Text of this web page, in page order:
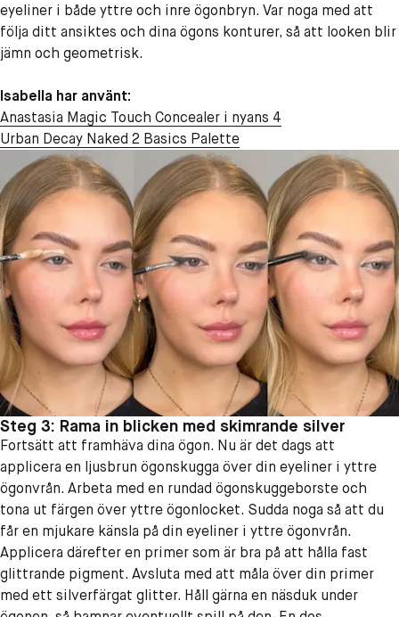
eyeliner i både yttre och inre ögonbryn. Var noga med att
följa ditt ansiktes och dina ögons konturer, så att looken blir
jämn och geometrisk.
Isabella har använt:
Anastasia Magic Touch Concealer i nyans 4
Urban Decay Naked 2 Basics Palette
Steg 3: Rama in blicken med skimrande silver
Fortsätt att framhäva dina ögon. Nu är det dags att
applicera en ljusbrun ögonskugga över din eyeliner i yttre
ögonvrån. Arbeta med en rundad ögonskuggeborste och
tona ut färgen över yttre ögonlocket. Sudda noga så att du
får en mjukare känsla på din eyeliner i yttre ögonvrån.
Applicera därefter en primer som är bra på att hålla fast
glittrande pigment. Avsluta med att måla över din primer
med ett silverfärgat glitter. Håll gärna en näsduk under